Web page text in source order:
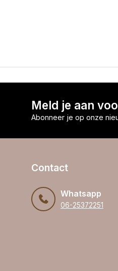
Meld je aan
Abonneer je op onze
Contact
Whatsapp
06-25372251